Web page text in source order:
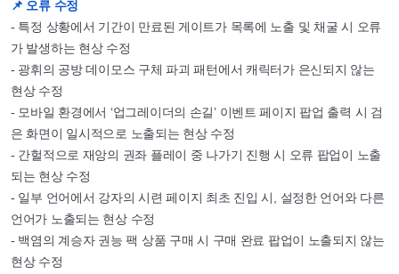
📌 오류 수정
- 특정 상황에서 기간이 만료된 게이트가 목록에 노출 및 채굴 시 오류
가 발생하는 현상 수정
- 광휘의 공방 데이모스 구체 파괴 패턴에서 캐릭터가 은신되지 않는
현상 수정
- 모바일 환경에서 ‘업그레이더의 손길’ 이벤트 페이지 팝업 출력 시 검
은 화면이 일시적으로 노출되는 현상 수정
- 간헐적으로 재앙의 권좌 플레이 중 나가기 진행 시 오류 팝업이 노출
되는 현상 수정
- 일부 언어에서 강자의 시련 페이지 최초 진입 시, 설정한 언어와 다른
언어가 노출되는 현상 수정
- 백염의 계승자 권능 팩 상품 구매 시 구매 완료 팝업이 노출되지 않는
현상 수정